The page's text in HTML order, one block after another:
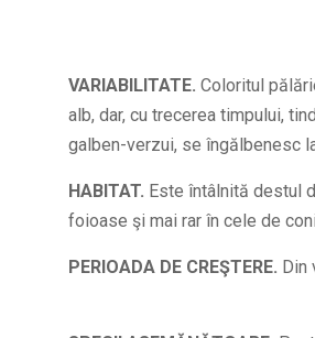
VARIABILITATE. Coloritul
alb, dar, cu trecerea timpului,
galben-verzui, se îngălbenesc
HABITAT. Este întâlnită destul
foioase şi mai rar în cele de
PERIOADA DE CREŞTERE. Din